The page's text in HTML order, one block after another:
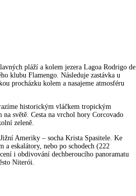
pláží a kolem jezera Lagoa Rodrigo de
klubu Flamengo. Následuje zastávka u
procházku kolem a nasajeme atmosféru
historickým vláčkem tropickým
světě. Cesta na vrchol hory Corcovado
zeleně.
Ameriky – socha Krista Spasitele. Ke
a eskalátory, nebo po schodech (222
i obdivování dechberoucího panoramatu
Niterói.